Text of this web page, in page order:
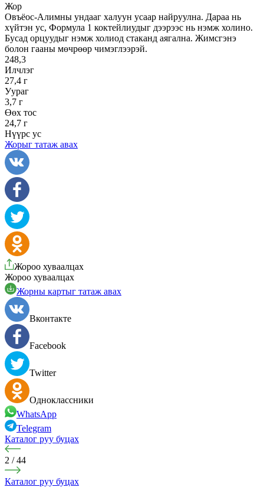
Жор
Овъёос-Алимны ундааг халуун усаар найруулна. Дараа нь
хүйтэн ус, Формула 1 коктейлиудыг дээрээс нь нэмж холино.
Бусад орцуудыг нэмж холиод стаканд аягална. Жимсгэнэ
болон гааны мөчрөөр чимэглээрэй.
248,3
Илчлэг
27,4 г
Уураг
3,7 г
Өөх тос
24,7 г
Нүүрс ус
Жорыг татаж авах
Жороо хуваалцах
Жороо хуваалцах
Жорны картыг татаж авах
Вконтакте
Facebook
Twitter
Одноклассники
WhatsApp
Telegram
Каталог руу буцах
2 /44
Каталог руу буцах